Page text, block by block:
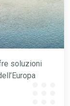
soluzioni